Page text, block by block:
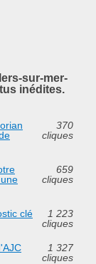
sur-mer-
inédites.
370
cliques
659
cliques
clé
1 223
cliques
1 327
cliques